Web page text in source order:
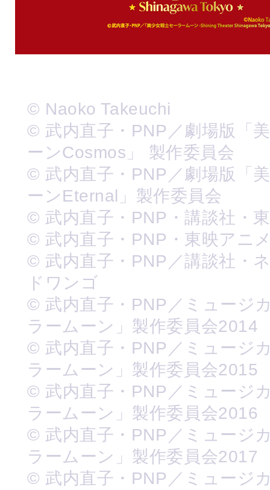
© Naoko Takeuchi
© 武内直子・PNP／劇場版「
ーンCosmos」 製作委員会
© 武内直子・PNP／劇場版「
ーンEternal」製作委員会
© 武内直子・PNP・講談社・
© 武内直子・PNP・東映アニ
© 武内直子・PNP／講談社・
ドワンゴ
© 武内直子・PNP／ミュージ
ラームーン」製作委員会2014
© 武内直子・PNP／ミュージ
ラームーン」製作委員会2015
© 武内直子・PNP／ミュージ
ラームーン」製作委員会2016
© 武内直子・PNP／ミュージ
ラームーン」製作委員会2017
© 武内直子・PNP／ミュージ